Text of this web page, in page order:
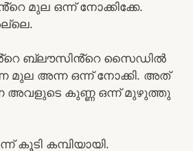
മുല ഒന്ന് നോക്കിക്കേ.
ബ്ലൗസിൻ്റെ സൈഡിൽ
മുല അന്ന ഒന്ന് നോക്കി. അത്
അവളുടെ കുണ്ണ ഒന്ന് മുഴുത്തു
കൂടി കമ്പിയായി.